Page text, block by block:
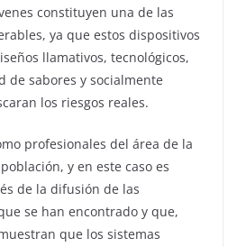
constituyen una de las
ya que estos dispositivos
llamativos, tecnológicos,
de sabores y socialmente
los riesgos reales.
profesionales del área de la
y en este caso es
de la difusión de las
se han encontrado y que,
que los sistemas